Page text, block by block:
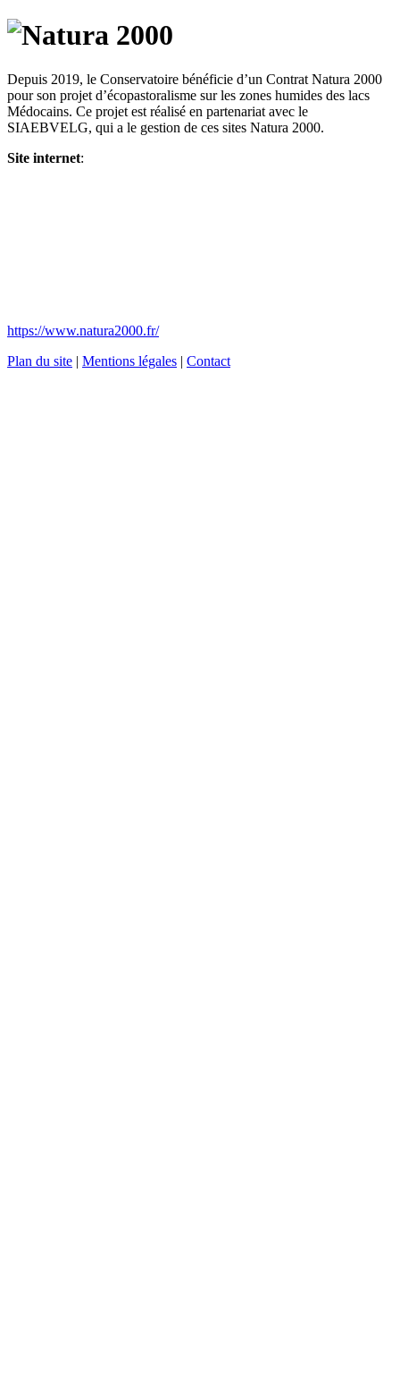
Depuis 2019, le Conservatoire bénéficie d’un Contrat Natura 2000
pour son projet d’écopastoralisme sur les zones humides des lacs
Médocains. Ce projet est réalisé en partenariat avec le
SIAEBVELG, qui a le gestion de ces sites Natura 2000.
Site internet:
https://www.natura2000.fr/
Plan du site | Mentions légales | Contact